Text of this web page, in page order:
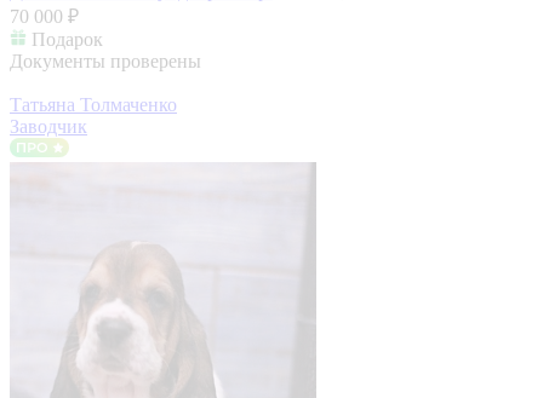
70 000 ₽
Подарок
Документы проверены
Татьяна Толмаченко
Заводчик